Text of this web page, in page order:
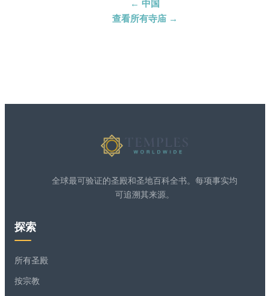
← 中国
查看所有寺庙 →
全球最可验证的圣殿和圣地百科全书。每项事实均
可追溯其来源。
探索
所有圣殿
按宗教